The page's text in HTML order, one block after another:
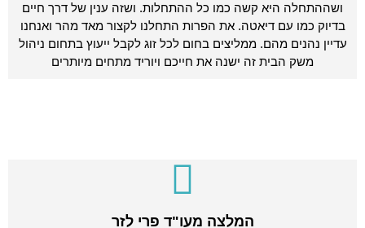
ושההתחלה היא קשה כמו כל ההתחלות. ושזה ענין של דרך חיים
בדיוק כמו עם דיאטה. את הפרות התחלנו לקצור מאד מהר ואנחנו
עדיין נהנים מהם. ממליצים בחום לכל זוג לקבל ייעוץ בתחום ניהול
משק הבית זה ישנה את חייכם ויוריד מתחים מיותרים
המלצה מעו"ד פרי לזר